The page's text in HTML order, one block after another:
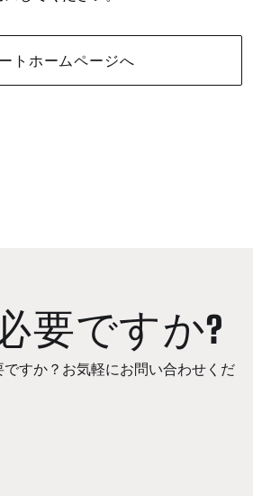
トホームページへ
要ですか?
すか？お気軽にお問い合わせくだ